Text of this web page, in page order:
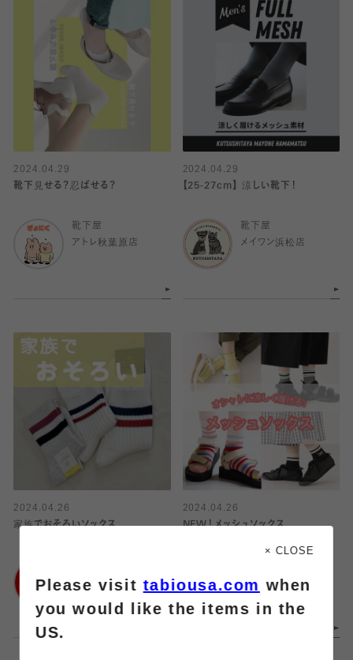
2024.04.29
靴下見せる？忍ばせる？
靴下屋
アトレ秋葉原店
2024.04.29
【25-27cm】 涼しい靴下！
靴下屋
メイワン浜松店
2024.04.26
家族でおそろいソックス
アトレ大井町
2024.04.26
NEW！メッシュソックス
アミュエスト店
× CLOSE
Please visittabiousa.com when
you would like the items in the
US.